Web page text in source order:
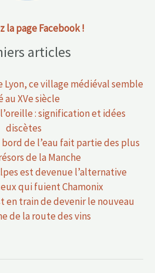
la page Facebook !
articles
Lyon, ce village médiéval semble
au XVe siècle
: signification et idées
discètes
de l’eau fait partie des plus
de la Manche
est devenue l’alternative
qui fuient Chamonix
en train de devenir le nouveau
de la route des vins